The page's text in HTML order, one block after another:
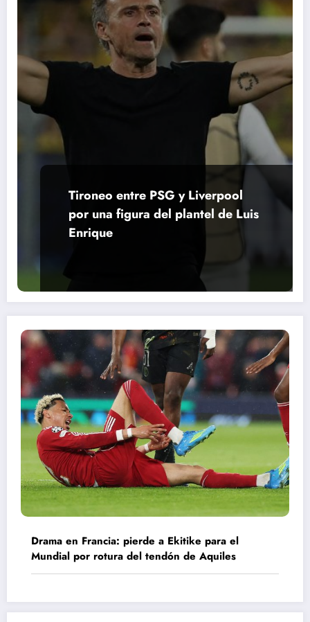
Tironeo entre PSG y Liverpool
por una figura del plantel de Luis
Enrique
Drama en Francia: pierde a Ekitike para el
Mundial por rotura del tendón de Aquiles